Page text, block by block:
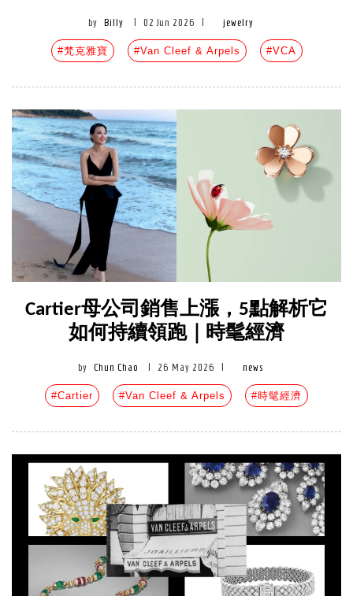
by Billy 02 Jun 2026 jewelry
#梵克雅寶 #Van Cleef & Arpels #VCA
Cartier母公司銷售上漲，5點解析它
如何持續領跑｜時髦經濟
by Chun Chao 26 May 2026 news
#Cartier #Van Cleef & Arpels #時髦經濟